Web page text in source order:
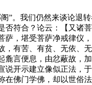
。我们仍然来谈论退
符合？论云：【又诸
，堪受菩萨净戒律
有苦、有贫、无依、
言便息，由忿蔽故，
开示建立像似正法，
佛门学佛，却以世俗